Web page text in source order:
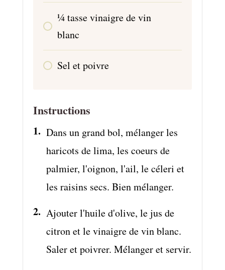
1⁄4tassevinaigre de vin
blanc
Sel et poivre
Instructions
Dans un grand bol, mélanger les
haricots de lima, les coeurs de
palmier, l'oignon, l'ail, le céleri et
les raisins secs. Bien mélanger.
Ajouter l'huile d'olive, le jus de
citron et le vinaigre de vin blanc.
Saler et poivrer. Mélanger et servir.